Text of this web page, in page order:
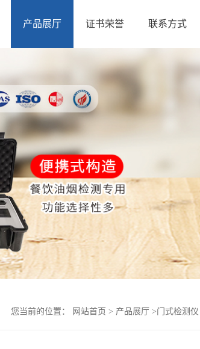
产品展厅 证书荣誉 联系方式
您当前的位置： 网站首页 > 产品展厅 >门式检测仪